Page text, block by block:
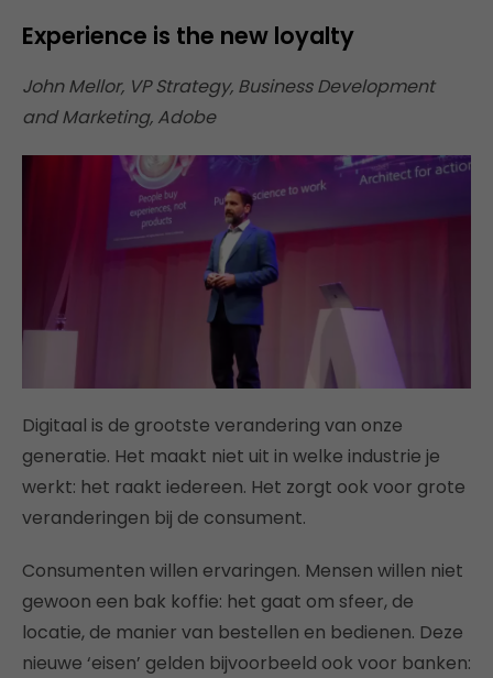
Experience is the new loyalty
John Mellor, VP Strategy, Business Development
and Marketing, Adobe
Digitaal is de grootste verandering van onze
generatie. Het maakt niet uit in welke industrie je
werkt: het raakt iedereen. Het zorgt ook voor grote
veranderingen bij de consument.
Consumenten willen ervaringen. Mensen willen niet
gewoon een bak koffie: het gaat om sfeer, de
locatie, de manier van bestellen en bedienen. Deze
nieuwe ‘eisen’ gelden bijvoorbeeld ook voor banken: